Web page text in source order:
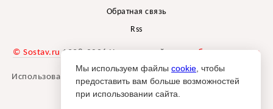
Обратная связь
Rss
© Sostav.ru 1998-2026 Независимый проектбрендингового
агентства Depot
Использование материалов Sostav.ru допустимо только при
указании источника.
Мы используем файлы cookie , чтобы
предоставить вам больше возможностей
при использовании сайта.